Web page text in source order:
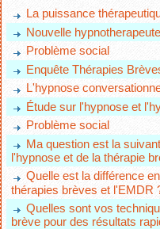
La puissance
Nouvelle hypnotherapeute
Problème social
Enquête Thérapies
L'hypnose
Étude sur l'hypnose et
Problème social
Ma question est la
l'hypnose et de la thérapie
Quelle est la différence
thérapies brèves et l'EMDR
Quelles sont vos
brève pour des résultats